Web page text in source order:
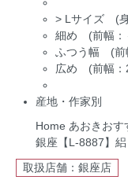
> Lサイズ (
細め (前幅：
ふつう幅 (前
広め (前幅：
産地・作家別
Home あおきおす
銀座【L-8887】
取扱店舗：銀座店